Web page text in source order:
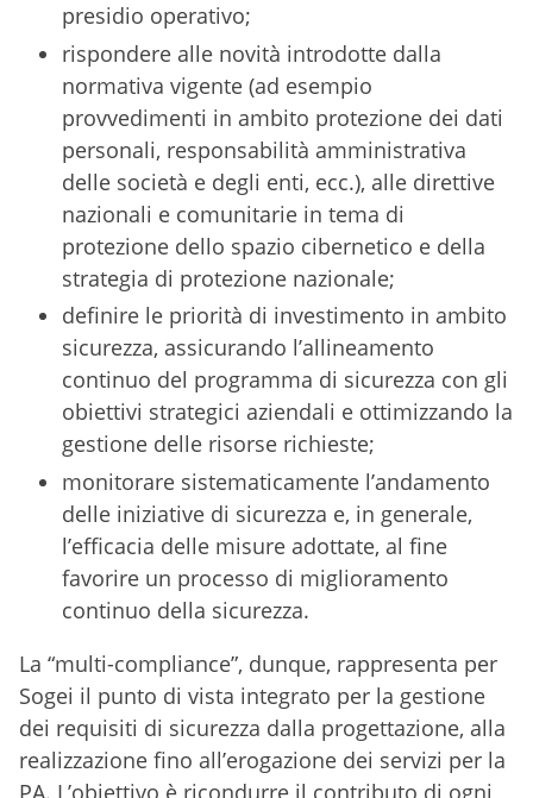
presidio operativo;
rispondere alle novità introdotte dalla
normativa vigente (ad esempio
provvedimenti in ambito protezione dei dati
personali, responsabilità amministrativa
delle società e degli enti, ecc.), alle direttive
nazionali e comunitarie in tema di
protezione dello spazio cibernetico e della
strategia di protezione nazionale;
definire le priorità di investimento in ambito
sicurezza, assicurando l’allineamento
continuo del programma di sicurezza con gli
obiettivi strategici aziendali e ottimizzando la
gestione delle risorse richieste;
monitorare sistematicamente l’andamento
delle iniziative di sicurezza e, in generale,
l’efficacia delle misure adottate, al fine
favorire un processo di miglioramento
continuo della sicurezza.
La “multi-compliance”, dunque, rappresenta per
Sogei il punto di vista integrato per la gestione
dei requisiti di sicurezza dalla progettazione, alla
realizzazione fino all’erogazione dei servizi per la
PA. L’obiettivo è ricondurre il contributo di ogni